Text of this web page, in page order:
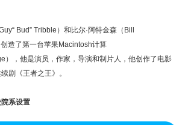
Bud” Tribble）和比尔·阿特金森（Bill
造了第一台苹果Macintosh计算
），他是演员，作家，导演和制片人，他创作了电影
剧《王者之王》。
系设置